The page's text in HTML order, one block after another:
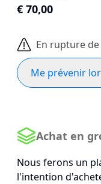
€ 70,00
En rupture
Me prévenir
Achat en
Nous ferons un
l'intention